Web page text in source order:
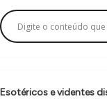
Esotéricos e videntes